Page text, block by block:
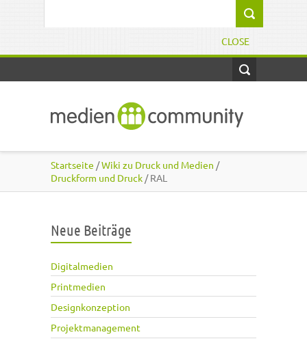
CLOSE
Startseite /Wiki zu Druck und Medien /
Druckform und Druck / RAL
Neue Beiträge
Digitalmedien
Printmedien
Designkonzeption
Projektmanagement